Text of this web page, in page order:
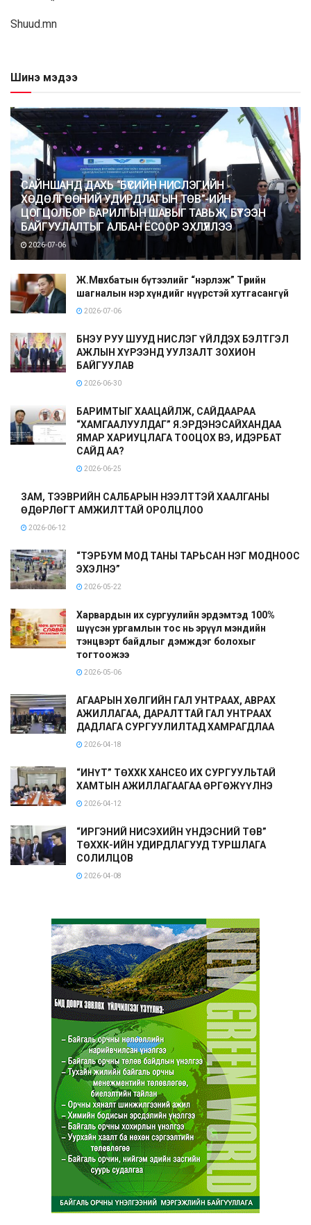
Shuud.mn
Шинэ мэдээ
САЙНШАНД ДАХЬ “БҮСИЙН НИСЛЭГИЙН
ХӨДӨЛГӨӨНИЙ УДИРДЛАГЫН ТӨВ”-ИЙН
ЦОГЦОЛБОР БАРИЛГЫН ШАВЫГ ТАВЬЖ, БҮТЭЭН
БАЙГУУЛАЛТЫГ АЛБАН ЁСООР ЭХЛҮҮЛЛЭЭ
2026-07-06
Ж.Мөнхбатын бүтээлийг “нэрлэж” Төрийн
шагналын нэр хүндийг нүүрстэй хутгасангүй
2026-07-06
БНЭУ РУУ ШУУД НИСЛЭГ ҮЙЛДЭХ БЭЛТГЭЛ
АЖЛЫН ХҮРЭЭНД УУЛЗАЛТ ЗОХИОН
БАЙГУУЛАВ
2026-06-30
БАРИМТЫГ ХААЦАЙЛЖ, САЙДААРАА
“ХАМГААЛУУЛДАГ” Я.ЭРДЭНЭСАЙХАНДАА
ЯМАР ХАРИУЦЛАГА ТООЦОХ ВЭ, ИДЭРБАТ
САЙД АА?
2026-06-25
ЗАМ, ТЭЭВРИЙН САЛБАРЫН НЭЭЛТТЭЙ ХААЛГАНЫ
ӨДӨРЛӨГТ АМЖИЛТТАЙ ОРОЛЦЛОО
2026-06-12
“ТЭРБУМ МОД ТАНЫ ТАРЬСАН НЭГ МОДНООС
ЭХЭЛНЭ”
2026-05-22
Харвардын их сургуулийн эрдэмтэд 100%
шүүсэн ургамлын тос нь эрүүл мэндийн
тэнцвэрт байдлыг дэмждэг болохыг
тогтоожээ
2026-05-06
АГААРЫН ХӨЛГИЙН ГАЛ УНТРААХ, АВРАХ
АЖИЛЛАГАА, ДАРАЛТТАЙ ГАЛ УНТРААХ
ДАДЛАГА СУРГУУЛИЛТАД ХАМРАГДЛАА
2026-04-18
“ИНҮТ” ТӨХХК ХАНСЕО ИХ СУРГУУЛЬТАЙ
ХАМТЫН АЖИЛЛАГААГАА ӨРГӨЖҮҮЛНЭ
2026-04-12
“ИРГЭНИЙ НИСЭХИЙН ҮНДЭСНИЙ ТӨВ”
ТӨХХК-ИЙН УДИРДЛАГУУД ТУРШЛАГА
СОЛИЛЦОВ
2026-04-08